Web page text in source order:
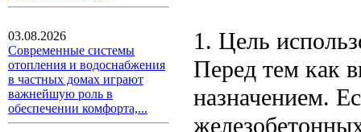
03.08.2026
Современные системы
отопления и водоснабжения
в частных домах играют
важнейшую роль в
обеспечении комфорта,...
1. Цель
Перед тем как
назначением.